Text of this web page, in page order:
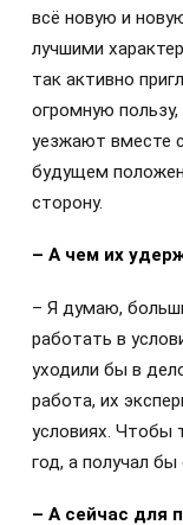
всё новую и
лучшими
так активно
огромную
уезжают вместе
будущем
сторону.
– А чем их
– Я думаю,
работать в
уходили бы в
работа, их
условиях. Чтобы
год, а получал
– А сейчас для